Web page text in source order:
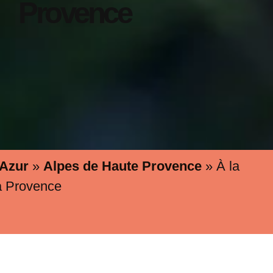
Provence
» Alpes de Haute Provence » À la
Provence